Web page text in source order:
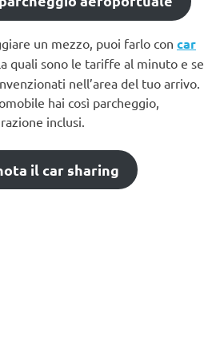
un mezzo, puoi farlo con car
quali sono le tariffe al minuto e se
nell’area del tuo arrivo.
hai così parcheggio,
inclusi.
il car sharing